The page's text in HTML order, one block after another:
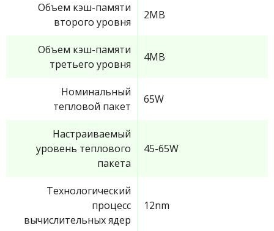
Объем кэш-памяти
второго уровня
2MB
Объем кэш-памяти
третьего уровня
4MB
Номинальный
тепловой пакет
65W
Настраиваемый
уровень теплового
пакета
45-65W
Технологический
процесс
вычислительных ядер
12nm